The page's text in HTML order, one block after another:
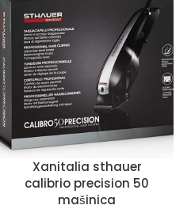
Xanitalia sthauer
calibrio precision 50
mašinica